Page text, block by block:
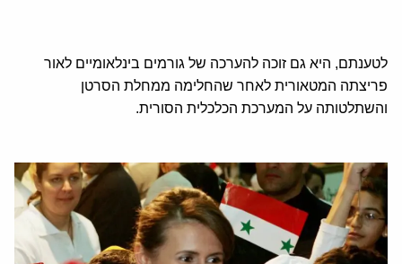
לטענתם, היא גם זוכה להערכה של גורמים בינלאומיים לאור
פריצתה המטאורית לאחר שהחלימה ממחלת הסרטן
והשתלטותה על המערכת הכלכלית הסורית.